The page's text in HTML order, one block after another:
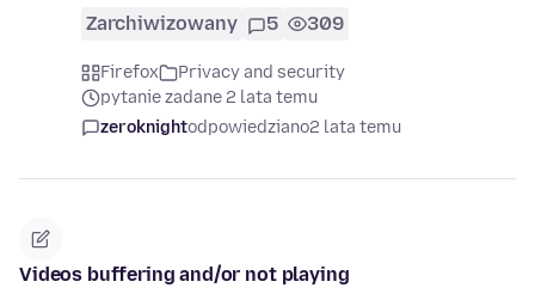
Zarchiwizowany 5 309
Firefox
Privacy and security
pytanie zadane 2 lata temu
zeroknightodpowiedziano2 lata temu
Videos buffering and/or not playing